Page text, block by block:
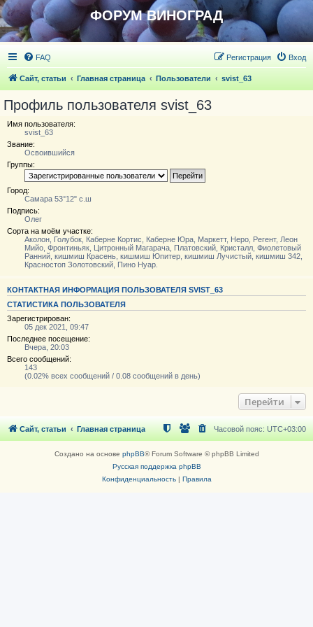
ФОРУМ ВИНОГРАД
FAQ Вход
Регистрация
Сайт, статьи Главная страница Пользователи svist_63
Профиль пользователя svist_63
Имя пользователя:
svist_63
Звание:
Освоившийся
Группы:
Город:
Самара 53°12" с.ш
Подпись:
Олег
Сорта на моём участке:
Аколон, Голубок, Каберне Кортис, Каберне Юра, Маркетт, Неро, Регент, Леон
Мийо, Фронтиньяк, Цитронный Магарача, Платовский, Кристалл, Фиолетовый
Ранний, кишмиш Красень, кишмиш Юпитер, кишмиш Лучистый, кишмиш 342,
Красностоп Золотовский, Пино Нуар.
КОНТАКТНАЯ ИНФОРМАЦИЯ ПОЛЬЗОВАТЕЛЯ SVIST_63
СТАТИСТИКА ПОЛЬЗОВАТЕЛЯ
Зарегистрирован:
05 дек 2021, 09:47
Последнее посещение:
Вчера, 20:03
Всего сообщений:
143
(0.02% всех сообщений / 0.08 сообщений в день)
Перейти
Сайт, статьи Главная страница Часовой пояс: UTC+03:00
Создано на основе phpBB® Forum Software © phpBB Limited
Русская поддержка phpBB
Конфиденциальность| Правила